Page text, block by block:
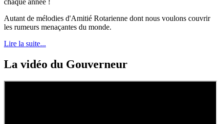
chaque année !
Autant de mélodies d'Amitié Rotarienne dont nous voulons couvrir
les rumeurs menaçantes du monde.
Lire la suite...
La vidéo du Gouverneur